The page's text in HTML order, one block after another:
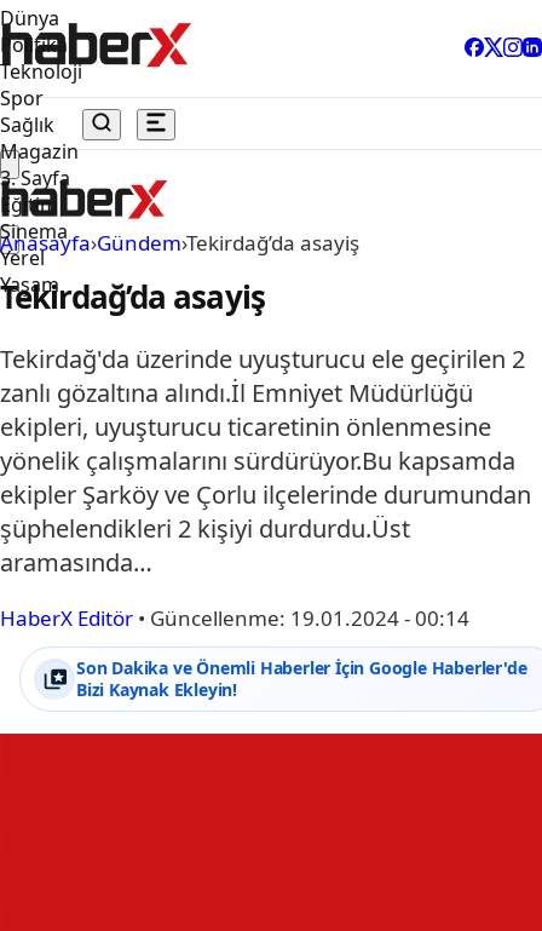
Dünya
Politika
Teknoloji
Spor
Sağlık
Magazin
3. Sayfa
Eğitim
Sinema
Yerel
Yaşam
Anasayfa›Gündem›Tekirdağ’da asayiş
Tekirdağ’da asayiş
Tekirdağ'da üzerinde uyuşturucu ele geçirilen 2
zanlı gözaltına alındı.İl Emniyet Müdürlüğü
ekipleri, uyuşturucu ticaretinin önlenmesine
yönelik çalışmalarını sürdürüyor.Bu kapsamda
ekipler Şarköy ve Çorlu ilçelerinde durumundan
şüphelendikleri 2 kişiyi durdurdu.Üst
aramasında…
HaberX Editör • Güncellenme: 19.01.2024 - 00:14
Son Dakika ve Önemli Haberler İçin Google Haberler'de
Bizi Kaynak Ekleyin!